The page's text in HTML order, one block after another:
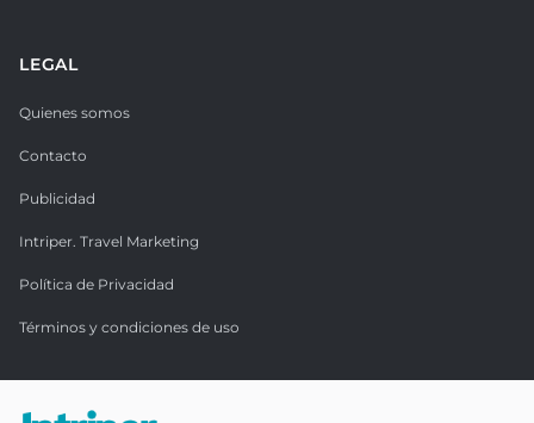
LEGAL
Quienes somos
Contacto
Publicidad
Intriper. Travel Marketing
Política de Privacidad
Términos y condiciones de uso